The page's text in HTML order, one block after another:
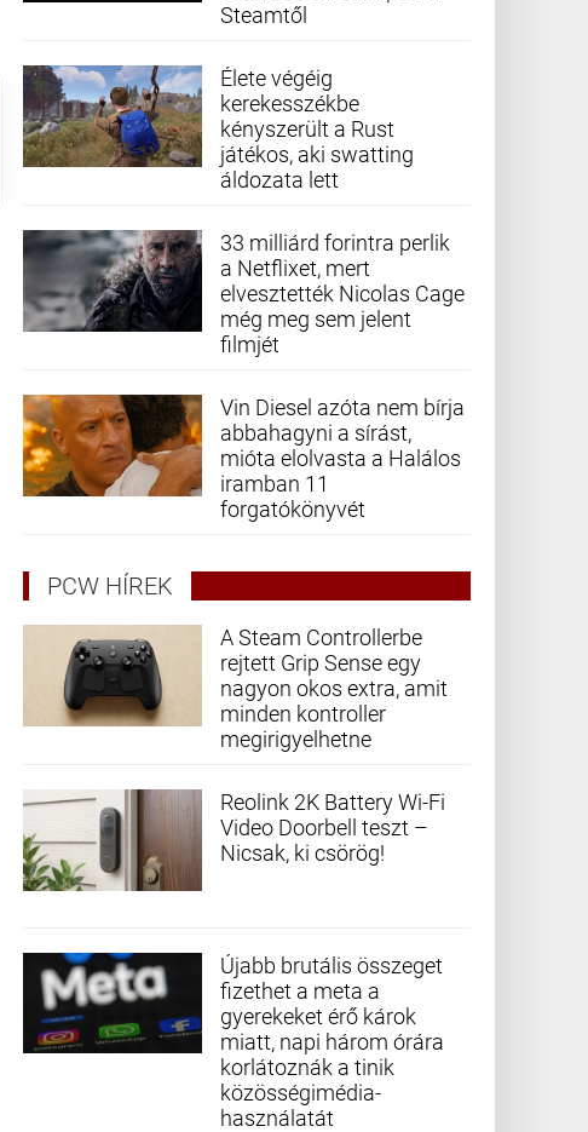
Steamtől
Élete végéig
kerekesszékbe
kényszerült a Rust
játékos, aki swatting
áldozata lett
33 milliárd forintra perlik
a Netflixet, mert
elvesztették Nicolas Cage
még meg sem jelent
filmjét
Vin Diesel azóta nem bírja
abbahagyni a sírást,
mióta elolvasta a Halálos
iramban 11
forgatókönyvét
PCW HÍREK
A Steam Controllerbe
rejtett Grip Sense egy
nagyon okos extra, amit
minden kontroller
megirigyelhetne
Reolink 2K Battery Wi-Fi
Video Doorbell teszt –
Nicsak, ki csörög!
Újabb brutális összeget
fizethet a meta a
gyerekeket érő károk
miatt, napi három órára
korlátoznák a tinik
közösségimédia-
használatát